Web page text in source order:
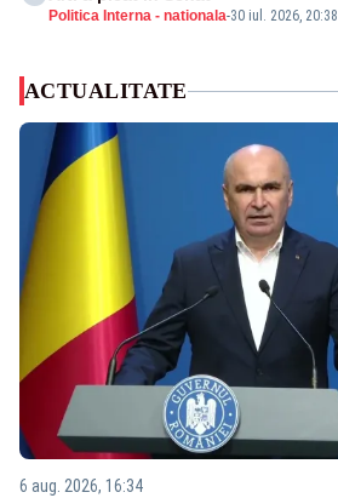
Politica Interna - nationala-30 iul. 2026, 20:38
ACTUALITATE
6 aug. 2026, 16:34